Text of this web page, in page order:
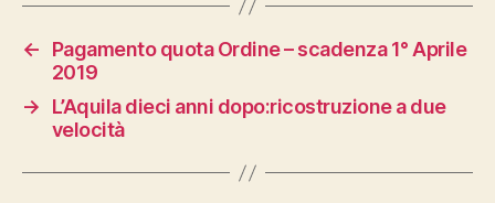
←
Pagamento quota Ordine – scadenza 1° Aprile
2019
→
L’Aquila dieci anni dopo:ricostruzione a due
velocità